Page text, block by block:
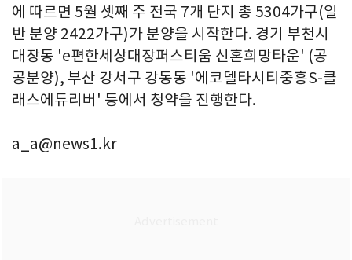
에 따르면 5월 셋째 주 전국 7개 단지 총 5304가구(일
반 분양 2422가구)가 분양을 시작한다. 경기 부천시
대장동 'e편한세상대장퍼스티움 신혼희망타운' (공
공분양), 부산 강서구 강동동 '에코델타시티중흥S-클
래스에듀리버' 등에서 청약을 진행한다.
a_a@news1.kr